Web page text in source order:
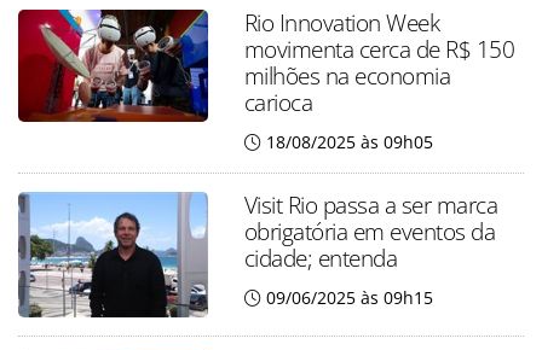
Rio Innovation Week
movimenta cerca de R$ 150
milhões na economia
carioca
18/08/2025 às 09h05
Visit Rio passa a ser marca
obrigatória em eventos da
cidade; entenda
09/06/2025 às 09h15